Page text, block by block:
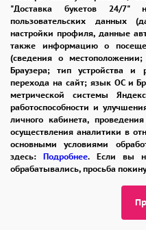
"Доставка букетов 24/7"
пользовательских данных
настройки профиля, данные
также информацию о
(сведения о
Браузера; тип устройства и
перехода на сайт; язык ОС и
метрической системы
работоспособности и
личного кабинета,
осуществления аналитики в
основными условиями
здесь: Подробнее. Если вы
обрабатывались, просьба
Это не только
букета, но и
позволяя
как можно
Консультации и
Наши флористы
предложить вам
выбрать
гармонировать с